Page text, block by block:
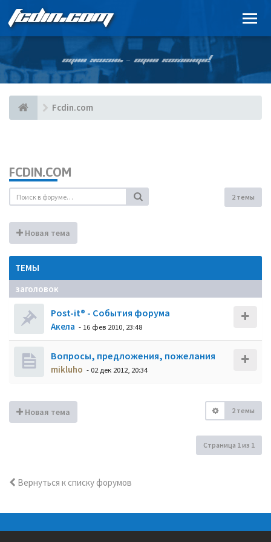
FCDIN.COM
ОДНА ЖИЗНЬ – ОДНА КОМАНДА!
Fcdin.com
FCDIN.COM
2 темы
Новая тема
ТЕМЫ
заголовок
Post-it® - События форума
Акела - 16 фев 2010, 23:48
Вопросы, предложения, пожелания
mikluho - 02 дек 2012, 20:34
Новая тема 2 темы
Страница 1из 1
Вернуться к списку форумов